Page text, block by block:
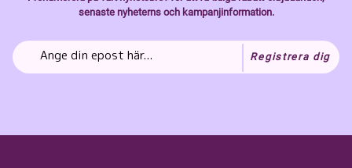
senaste nyheterns och kampanjinformation.
Registrera dig